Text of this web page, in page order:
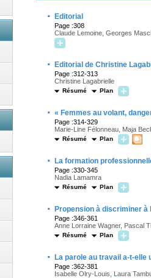
· Editorial
Page :308
Claude Lemoine, Georges
· Editorial de Christine
Page :312-313
Christine Lagabrielle
Résumé Plan
· « Femmes au volant,
Page :314-329
Marie-Line Félonneau, Maja
Résumé Plan
· La formation
Page :330-345
Nadia Lamamra
Résumé Plan
· Propension à discriminer à
Page :346-361
Anne Lorraine Wagner, Pascal
Résumé Plan
· La parole au travail a-t-elle
Page :362-381
Isabelle Olry-Louis, Laura